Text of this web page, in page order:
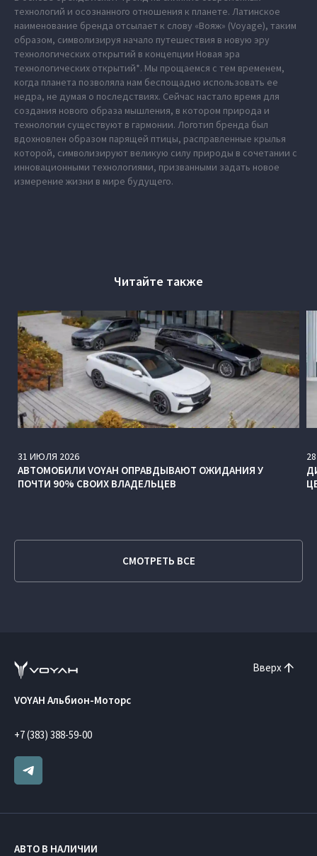
технологий и осознанного отношения к планете. Латинское
наименование бренда отсылает к слову «Вояж» (Voyage), таким
образом, символизируя начало путешествия в новую эру
технологических открытий в концепции Новая эра
технологических открытий*. Мы прощаемся с тем временем,
когда планета позволяла нам беспощадно использовать ее
недра, не думая о последствиях. Сейчас настало время для
создания нового образа мышления, в котором природа и
технологии существуют в гармонии. Логотип бренда был
вдохновлен образом парящей птицы, расправленные крылья
которой, символизируют великую силу природы в сочетании с
инновационными технологиями, призванными задать новое
измерение жизни в мире будущего.
Читайте также
31 ИЮЛЯ 2026
АВТОМОБИЛИ VOYAH ОПРАВДЫВАЮТ ОЖИДАНИЯ У
ПОЧТИ 90% СВОИХ ВЛАДЕЛЬЦЕВ
28
СМОТРЕТЬ ВСЕ
Вверх
VOYAH Альбион-Моторс
+7 (383) 388-59-00
АВТО В НАЛИЧИИ